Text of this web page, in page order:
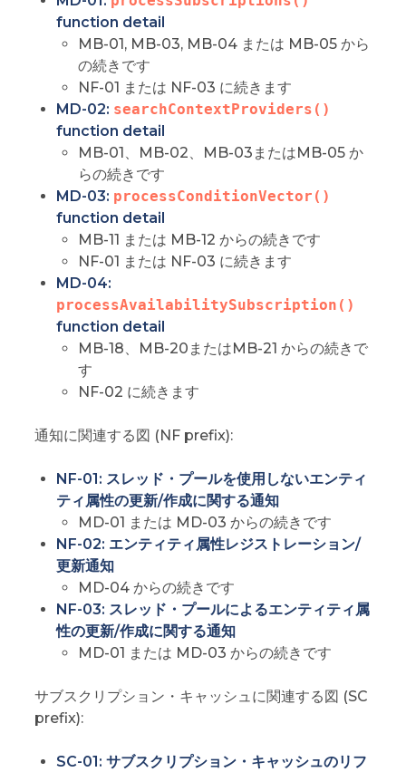
function detail
MB-01, MB-03, MB-04 または MB-05 から
の続きです
NF-01 または NF-03 に続きます
MD-02: searchContextProviders()
function detail
MB-01、MB-02、MB-03またはMB-05 か
らの続きです
MD-03: processConditionVector()
function detail
MB-11 または MB-12 からの続きです
NF-01 または NF-03 に続きます
MD-04:
processAvailabilitySubscription()
function detail
MB-18、MB-20またはMB-21 からの続きで
す
NF-02 に続きます
通知に関連する図 (NF prefix):
NF-01: スレッド・プールを使用しないエンティ
ティ属性の更新/作成に関する通知
MD-01 または MD-03 からの続きです
NF-02: エンティティ属性レジストレーション/
更新通知
MD-04 からの続きです
NF-03: スレッド・プールによるエンティティ属
性の更新/作成に関する通知
MD-01 または MD-03 からの続きです
サブスクリプション・キャッシュに関連する図 (SC
prefix):
SC-01: サブスクリプション・キャッシュのリフ